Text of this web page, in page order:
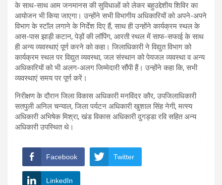
के साथ-साथ आम जनमानस की सुविधाओं को लेकर बहुउद्देशीय शिविर का
आयोजन भी किया जाएगा। उन्होंने सभी विभागीय अधिकारियों को अपने-अपने
विभाग के स्टॉल लगाने के निर्देश दिए हैं, साथ ही उन्होंने कार्यक्रम स्थल के
आस-पास झाड़ी कटान, पेड़ों की लॉपिंग, आरती स्थल में साफ-सफाई के साथ
ही अन्य व्यवस्थाएं पूर्ण करने को कहा। जिलाधिकारी ने विद्युत विभाग को
कार्यक्रम स्थल पर विद्युत व्यवस्था, जल संस्थान को पेयजल व्यवस्था व अन्य
अधिकारियों को भी अलग-अलग जिम्मेदारी सौंपी हैं। उन्होंने कहा कि, सभी
व्यवस्थाएं समय पर पूर्ण करें।
निरीक्षण के दौरान जिला विकास अधिकारी मनविंदर कौर, उपजिलाधिकारी
सतपुली अनिल चन्याल, जिला पर्यटन अधिकारी खुशाल सिंह नेगी, मत्स्य
अधिकारी अभिषेक मिश्रा, खंड विकास अधिकारी दुगड्डा रवि सहित अन्य
अधिकारी उपस्थित थे।
Facebook Twitter
LinkedIn